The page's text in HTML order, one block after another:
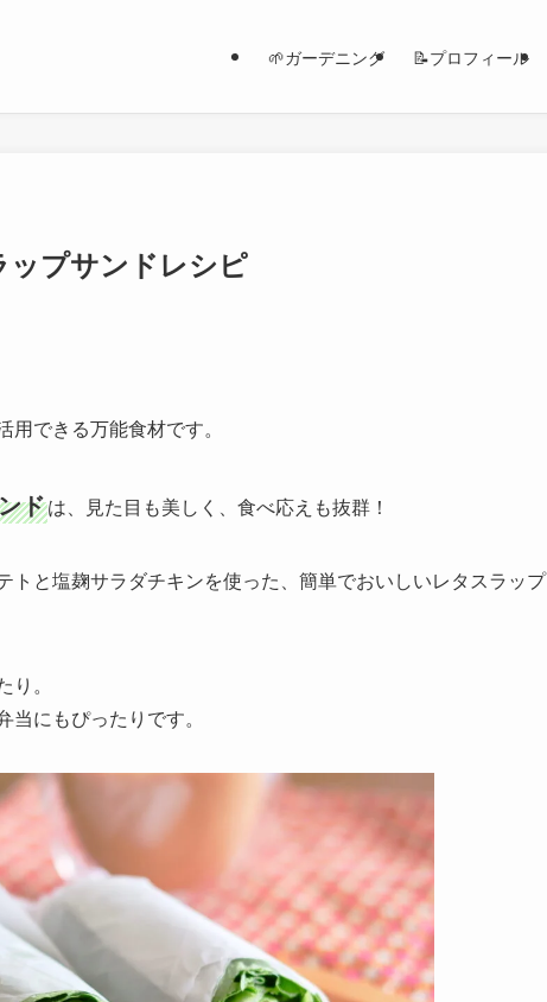
🌱ガーデニング 📝プロフィール
ップサンドレシピ
できる万能食材です。
ドは、見た目も美しく、食べ応えも抜群！
と塩麹サラダチキンを使った、簡単でおいしいレタスラップ
。
にもぴったりです。